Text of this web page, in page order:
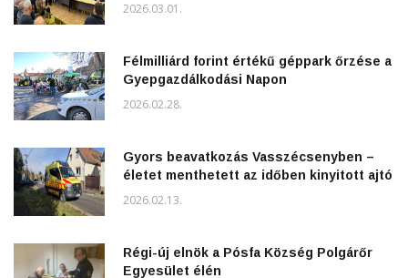
2026.03.01.
Félmilliárd forint értékű géppark őrzése a
Gyepgazdálkodási Napon
2026.02.28.
Gyors beavatkozás Vasszécsenyben –
életet menthetett az időben kinyitott ajtó
2026.02.13.
Régi-új elnök a Pósfa Község Polgárőr
Egyesület élén